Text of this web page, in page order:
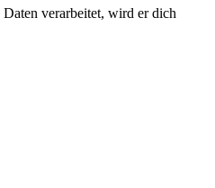
verarbeitet, wird er dich